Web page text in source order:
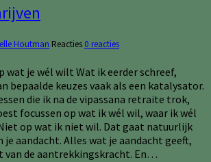
Houtman Reacties 0 reacties
wat je wél wilt Wat ik eerder schreef,
bepaalde keuzes vaak als een katalysator.
die ik na de vipassana retraite trok,
focussen op wat ik wél wil, waar ik wél
op wat ik niet wil. Dat gaat natuurlijk
aandacht. Alles wat je aandacht geeft,
van de aantrekkingskracht. En…